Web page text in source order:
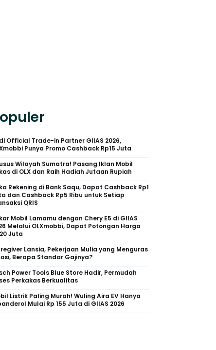
Official Trade-in Partner GIIAS 2026,
Punya Promo Cashback Rp15 Juta
Wilayah Sumatra! Pasang Iklan Mobil
di OLX dan Raih Hadiah Jutaan Rupiah
Rekening di Bank Saqu, Dapat Cashback Rp1
dan Cashback Rp5 Ribu untuk Setiap
QRIS
Mobil Lamamu dengan Chery E5 di GIIAS
Melalui OLXmobbi, Dapat Potongan Harga
Juta
Lansia, Pekerjaan Mulia yang Menguras
Berapa Standar Gajinya?
Power Tools Blue Store Hadir, Permudah
Perkakas Berkualitas
Listrik Paling Murah! Wuling Aira EV Hanya
Mulai Rp 155 Juta di GIIAS 2026